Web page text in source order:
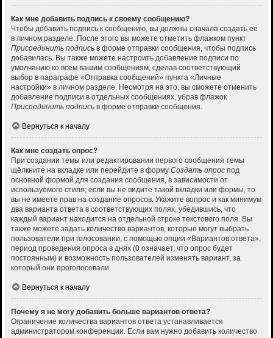
Как мне добавить подпись к своему сообщению?
Чтобы добавить подпись к сообщению, вы должны сначала создать её
в личном разделе. После этого вы можете отметить флажком пункт
Присоединить подпись в форме отправки сообщения, чтобы подпись
добавилась. Вы также можете настроить добавление подписи по
умолчанию ко всем вашим сообщениям, сделав соответствующий
выбор в параграфе «Отправка сообщений» пункта «Личные
настройки» в личном разделе. Несмотря на это, вы сможете отменить
добавление подписи в отдельных сообщениях, убрав флажок
Присоединить подпись в форме отправки сообщения.
Вернуться к началу
Как мне создать опрос?
При создании темы или редактировании первого сообщения темы
щёлкните на вкладке или перейдите в форму Создать опрос под
основной формой для создания сообщения, в зависимости от
используемого стиля; если вы не видите такой вкладки или формы, то
вы не имеете прав на создание опросов. Укажите вопрос и как минимум
два варианта ответа в соответствующих полях, убедившись, что
каждый вариант находится на отдельной строке текстового поля. Вы
также можете задать количество вариантов, которые могут выбрать
пользователи при голосовании, с помощью опции «Вариантов ответа»,
период проведения опроса в днях (0 означает, что опрос будет
постоянным) и возможность пользователей изменять вариант, за
который они проголосовали.
Вернуться к началу
Почему я не могу добавить больше вариантов ответа?
Ограничение количества вариантов ответа устанавливается
администратором конференции. Если вам нужно добавить количество